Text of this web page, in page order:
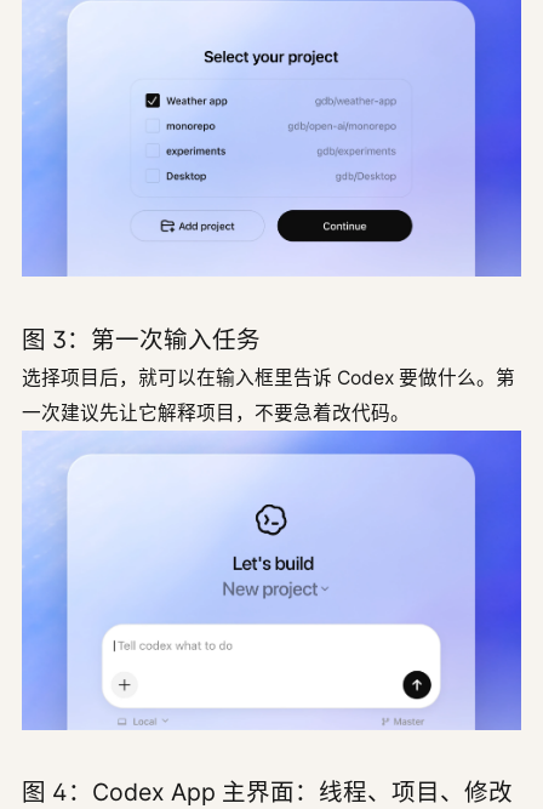
图 3：第一次输入任务
选择项目后，就可以在输入框里告诉 Codex 要做什么。第
一次建议先让它解释项目，不要急着改代码。
图 4：Codex App 主界面：线程、项目、修改